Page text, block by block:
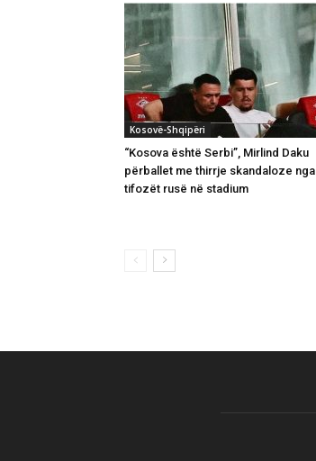
Kosovë-Shqipëri
“Kosova është Serbi”, Mirlind Daku
përballet me thirrje skandaloze nga
tifozët rusë në stadium